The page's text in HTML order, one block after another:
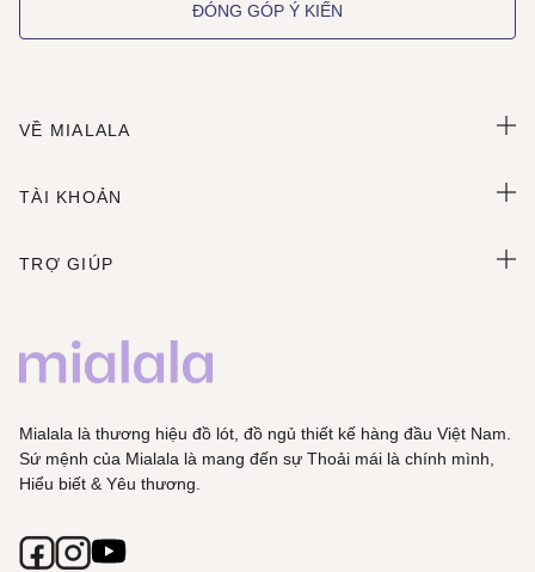
ĐÓNG GÓP Ý KIẾN
VỀ MIALALA
TÀI KHOẢN
TRỢ GIÚP
Mialala là thương hiệu đồ lót, đồ ngủ thiết kế hàng đầu Việt Nam.
Sứ mệnh của Mialala là mang đến sự Thoải mái là chính mình,
Hiểu biết & Yêu thương.